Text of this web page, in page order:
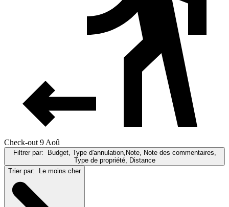
Check-out 9 Aoû
Filtrer par:
Budget, Type d'annulation,Note, Note des commentaires,
Type de propriété, Distance
Trier par:
Le moins cher